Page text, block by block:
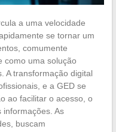
a uma velocidade
se tornar um
comumente
como uma solução
A transformação digital
e a GED se
ao facilitar o acesso, o
As
buscam